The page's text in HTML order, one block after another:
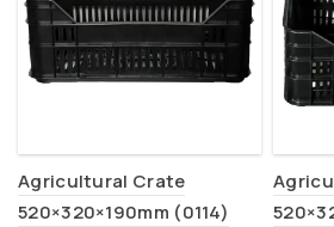
Agricultural Crate
520×320×190mm (0114)